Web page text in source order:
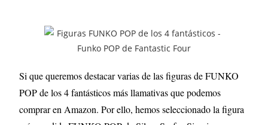
Si que queremos destacar varias de las figuras de FUNKO
POP de los 4 fantásticos más llamativas que podemos
comprar en Amazon. Por ello, hemos seleccionado la figura